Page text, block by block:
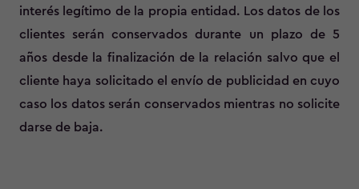
interés legítimo de la propia entidad. Los datos de los
clientes serán conservados durante un plazo de 5
años desde la finalización de la relación salvo que el
cliente haya solicitado el envío de publicidad en cuyo
caso los datos serán conservados mientras no solicite
darse de baja.